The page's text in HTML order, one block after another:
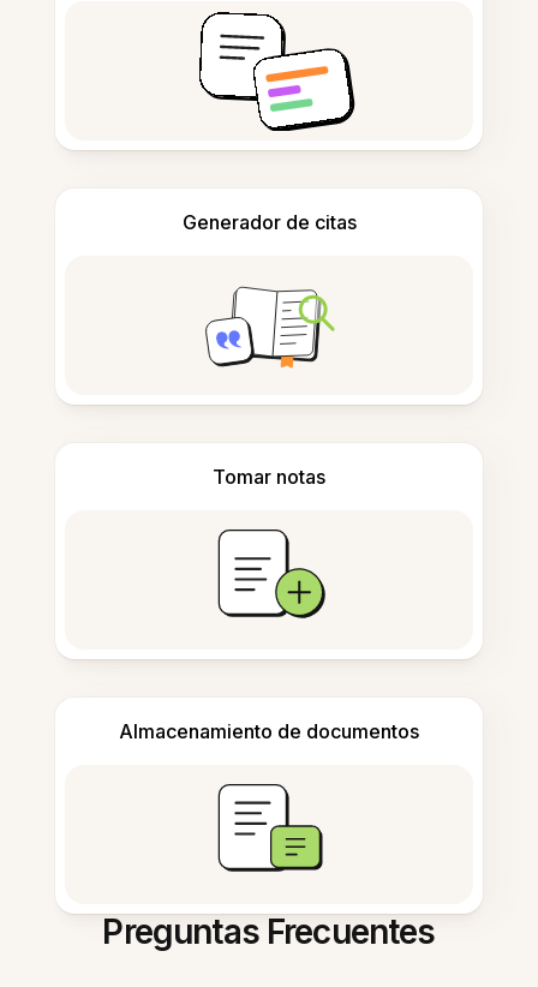
Generador de citas
Tomar notas
Almacenamiento de documentos
Preguntas Frecuentes